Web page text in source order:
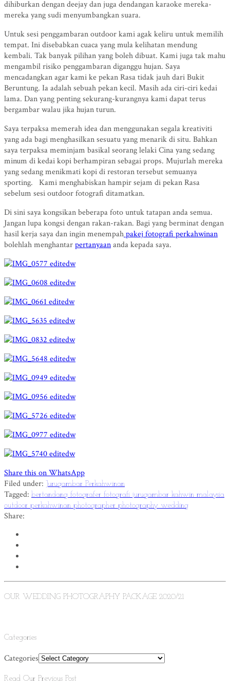
dihiburkan dengan deejay dan juga dendangan karaoke mereka-
mereka yang sudi menyumbangkan suara.
Untuk sesi penggambaran outdoor kami agak keliru untuk memilih
tempat. Ini disebabkan cuaca yang mula kelihatan mendung
kembali. Tak banyak pilihan yang boleh dibuat. Kami juga tak mahu
mengambil risiko penggambaran diganggu hujan. Saya
mencadangkan agar kami ke pekan Rasa tidak jauh dari Bukit
Beruntung. Ia adalah sebuah pekan kecil. Masih ada ciri-ciri kedai
lama. Dan yang penting sekurang-kurangnya kami dapat terus
bergambar walau jika hujan turun.
Saya terpaksa memerah idea dan menggunakan segala kreativiti
yang ada bagi menghasilkan sesuatu yang menarik di situ. Bahkan
saya terpaksa meminjam basikal seorang lelaki Cina yang sedang
minum di kedai kopi berhampiran sebagai props. Mujurlah mereka
yang sedang menikmati kopi di restoran tersebut semuanya
sporting. Kami menghabiskan hampir sejam di pekan Rasa
sebelum sesi outdoor fotografi ditamatkan.
Di sini saya kongsikan beberapa foto untuk tatapan anda semua.
Jangan lupa kongsi dengan rakan-rakan. Bagi yang berminat dengan
hasil kerja saya dan ingin menempahpakej fotografi perkahwinan
bolehlah menghantarpertanyaananda kepada saya.
Share this on WhatsApp
Filed under: Jurugambar Perkahwinan
Tagged: bertandang fotografer fotografi jurugambar kahwin malaysia
outdoor perkahwinan photographer photography wedding
Share:
OUR WEDDING PHOTOGRAPHY PACKAGE 2020/21
Categories
Categories
Read Our Previous Post